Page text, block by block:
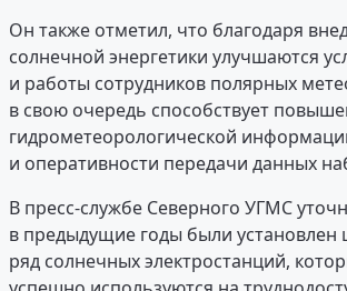
Он также отметил, что благодаря
солнечной энергетики улучшаются
и работы сотрудников полярных
в свою очередь способствует
гидрометеорологической
и оперативности передачи данных
В пресс-службе Северного УГМС
в предыдущие годы были установлен
ряд солнечных электростанций,